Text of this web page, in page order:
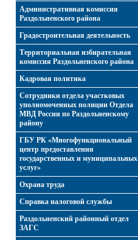
Административная комиссия
Раздольненского района
Градостроительная деятельность
Территориальная избирательная
комиссия Раздольненского района
Кадровая политика
Сотрудники отдела участковых
уполномоченных полиции Отдела
МВД России по Раздольненскому
району
ГБУ РК «Многофункциональный
центр предоставления
государственных и муниципальных
услуг»
Охрана труда
Справка налоговой службы
Раздольненский районный отдел
ЗАГС